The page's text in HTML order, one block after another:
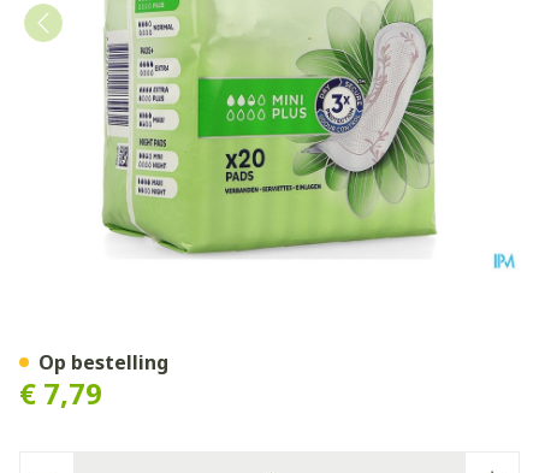
€ 7,79
Op bestelling